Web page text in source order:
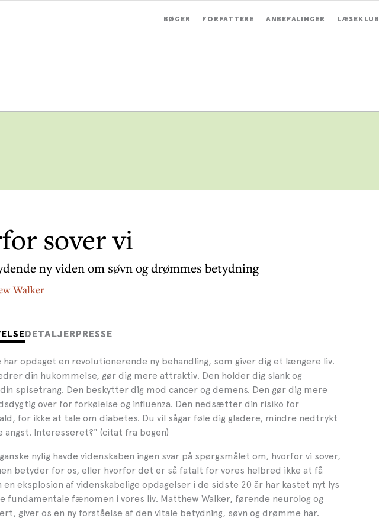
BØGER FORFATTERE ANBEFALINGER LÆSEKLUB
sover vi
ny viden om søvn og drømmes betydning
Walker
DETALJER PRESSE
har opdaget en revolutionerende ny behandling, som giver dig et længere liv.
din hukommelse, gør dig mere attraktiv. Den holder dig slank og
spisetrang. Den beskytter dig mod cancer og demens. Den gør dig mere
over for forkølelse og influenza. Den nedsætter din risiko for
for ikke at tale om diabetes. Du vil sågar føle dig gladere, mindre nedtrykt
angst. Interesseret?" (citat fra bogen)
nylig havde videnskaben ingen svar på spørgsmålet om, hvorfor vi sover,
betyder for os, eller hvorfor det er så fatalt for vores helbred ikke at få
en eksplosion af videnskabelige opdagelser i de sidste 20 år har kastet nyt lys
fundamentale fænomen i vores liv. Matthew Walker, førende neurolog og
giver os en ny forståelse af den vitale betydning, søvn og drømme har.